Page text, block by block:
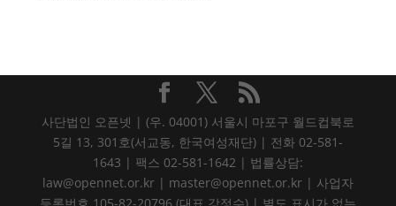
사단법인 오픈넷 | (우. 04001) 서울시 마포구 월드컵북로
5길 13, 301호(서교동, 한국여성재단) | 전화 02-581-
1643 | 팩스 02-581-1642 | 법률상담:
law@opennet.or.kr | master@opennet.or.kr | 사업자